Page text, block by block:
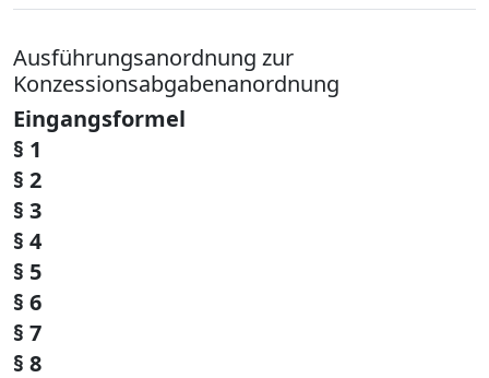
Ausführungsanordnung zur
Konzessionsabgabenanordnung
Eingangsformel
§ 1
§ 2
§ 3
§ 4
§ 5
§ 6
§ 7
§ 8